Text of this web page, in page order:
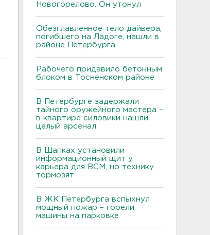
Новогорелово. Он утонул
Обезглавленное тело дайвера,
погибшего на Ладоге, нашли в
районе Петербурга
Рабочего придавило бетонным
блоком в Тосненском районе
В Петербурге задержали
тайного оружейного мастера –
в квартире силовики нашли
целый арсенал
В Шапках установили
информационный щит у
карьера для ВСМ, но технику
тормозят
В ЖК Петербурга вспыхнул
мощный пожар – горели
машины на парковке